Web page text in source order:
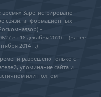
Зарегистрировано
связи, информационных
–
от 18 декабря 2020 г. (ранее
2014 г.)
разрешено только с
упоминание сайта и
или полном